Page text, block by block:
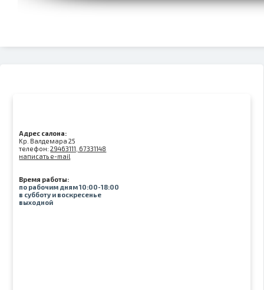
Адрес салона:
Kр. Валдемара 25
телефон:29463111, 67331148
написать e-mail
Время работы:
по рабочим дням 10:00-18:00
в субботу и воскресенье
выходной